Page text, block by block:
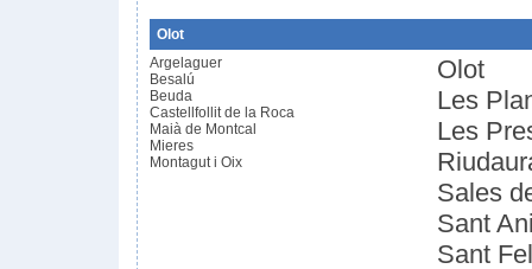
Olot
Argelaguer
Besalú
Beuda
Castellfollit de la Roca
Maià de Montcal
Mieres
Montagut i Oix
Olot
Les
Les
Sales
Sant
Sant